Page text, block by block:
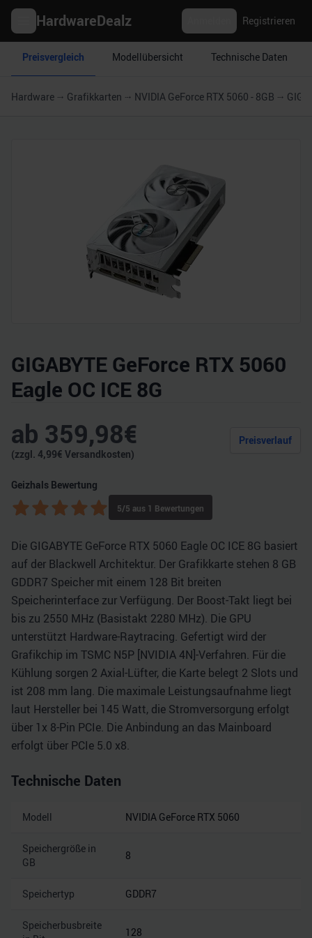
HardwareDealz Registrieren
Preisvergleich Modellübersicht Technische Daten
Hardware Grafikkarten NVIDIA GeForce RTX 5060 - 8GB
GIGABYTE GeForce RTX 5060
Eagle OC ICE 8G
ab 359,98€
(zzgl. 4,99€ Versandkosten)
Preisverlauf
Geizhals Bewertung
5/5 aus 1 Bewertungen
Die GIGABYTE GeForce RTX 5060 Eagle OC ICE 8G basiert
auf der Blackwell Architektur. Der Grafikkarte stehen 8 GB
GDDR7 Speicher mit einem 128 Bit breiten
Speicherinterface zur Verfügung. Der Boost-Takt liegt bei
bis zu 2550 MHz (Basistakt 2280 MHz). Die GPU
unterstützt Hardware-Raytracing. Gefertigt wird der
Grafikchip im TSMC N5P [NVIDIA 4N]-Verfahren. Für die
Kühlung sorgen 2 Axial-Lüfter, die Karte belegt 2 Slots und
ist 208 mm lang. Die maximale Leistungsaufnahme liegt
laut Hersteller bei 145 Watt, die Stromversorgung erfolgt
über 1x 8-Pin PCIe. Die Anbindung an das Mainboard
erfolgt über PCIe 5.0 x8.
Technische Daten
Modell NVIDIA GeForce RTX 5060
Speichergröße in
GB
8
Speichertyp GDDR7
Speicherbusbreite
128